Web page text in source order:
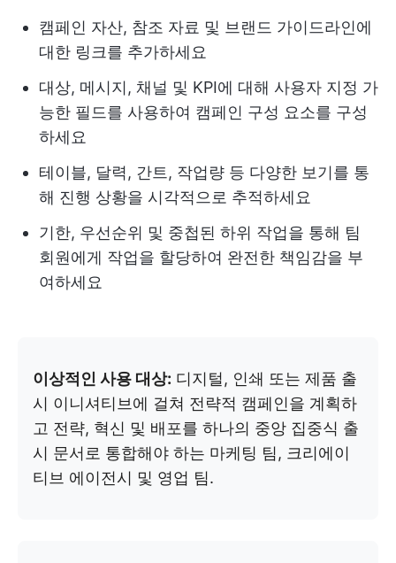
캠페인 자산, 참조 자료 및 브랜드 가이드라인에
대한 링크를 추가하세요
대상, 메시지, 채널 및 KPI에 대해 사용자 지정 가
능한 필드를 사용하여 캠페인 구성 요소를 구성
하세요
테이블, 달력, 간트, 작업량 등 다양한 보기를 통
해 진행 상황을 시각적으로 추적하세요
기한, 우선순위 및 중첩된 하위 작업을 통해 팀
회원에게 작업을 할당하여 완전한 책임감을 부
여하세요
이상적인 사용 대상: 디지털, 인쇄 또는 제품 출
시 이니셔티브에 걸쳐 전략적 캠페인을 계획하
고 전략, 혁신 및 배포를 하나의 중앙 집중식 출
시 문서로 통합해야 하는 마케팅 팀, 크리에이
티브 에이전시 및 영업 팀.